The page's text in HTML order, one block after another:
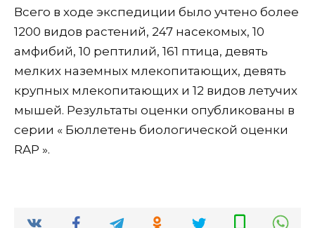
Всего в ходе экспедиции было учтено более
1200 видов растений, 247 насекомых, 10
амфибий, 10 рептилий, 161 птица, девять
мелких наземных млекопитающих, девять
крупных млекопитающих и 12 видов летучих
мышей. Результаты оценки опубликованы в
серии « Бюллетень биологической оценки
RAP ».